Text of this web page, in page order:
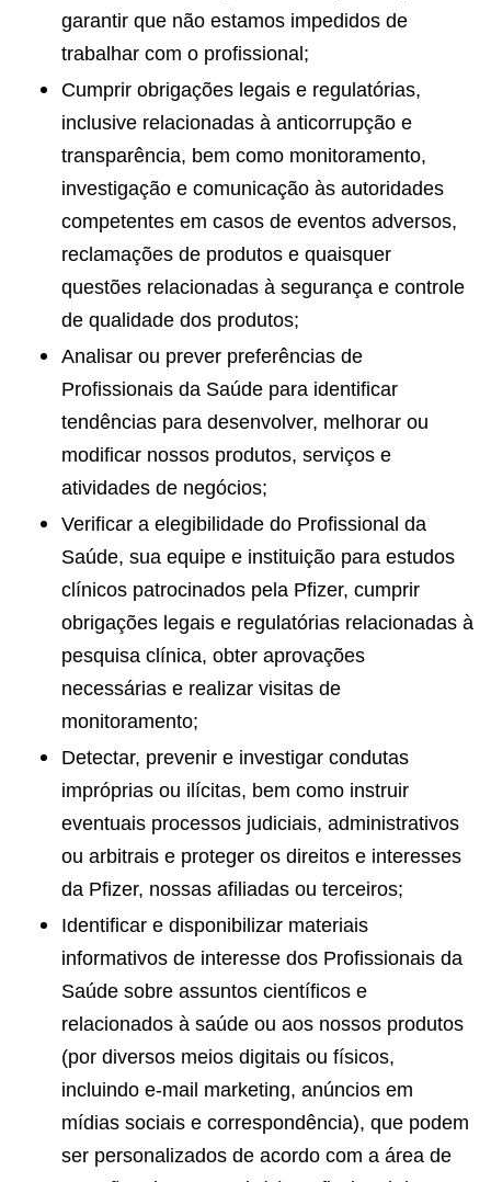
garantir que não estamos impedidos de
trabalhar com o profissional;
Cumprir obrigações legais e regulatórias,
inclusive relacionadas à anticorrupção e
transparência, bem como monitoramento,
investigação e comunicação às autoridades
competentes em casos de eventos adversos,
reclamações de produtos e quaisquer
questões relacionadas à segurança e controle
de qualidade dos produtos;
Analisar ou prever preferências de
Profissionais da Saúde para identificar
tendências para desenvolver, melhorar ou
modificar nossos produtos, serviços e
atividades de negócios;
Verificar a elegibilidade do Profissional da
Saúde, sua equipe e instituição para estudos
clínicos patrocinados pela Pfizer, cumprir
obrigações legais e regulatórias relacionadas à
pesquisa clínica, obter aprovações
necessárias e realizar visitas de
monitoramento;
Detectar, prevenir e investigar condutas
impróprias ou ilícitas, bem como instruir
eventuais processos judiciais, administrativos
ou arbitrais e proteger os direitos e interesses
da Pfizer, nossas afiliadas ou terceiros;
Identificar e disponibilizar materiais
informativos de interesse dos Profissionais da
Saúde sobre assuntos científicos e
relacionados à saúde ou aos nossos produtos
(por diversos meios digitais ou físicos,
incluindo e-mail marketing, anúncios em
mídias sociais e correspondência), que podem
ser personalizados de acordo com a área de